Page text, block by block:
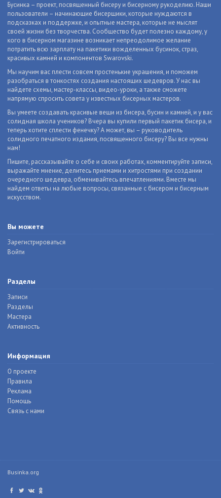
Бусинка – проект, посвященный бисеру и бисерному рукоделию. Наши
пользователи – начинающие бисерщики, которые нуждаются в
подсказках и поддержке, и опытные мастера, которые не мыслят
своей жизни без творчества. Сообщество будет полезно каждому, у
кого в бисерном магазине возникает непреодолимое желание
потратить всю зарплату на пакетики вожделенных бусинок, страз,
красивых камней и компонентов Swarovski.
Мы научим вас плести совсем простенькие украшения, и поможем
разобраться в тонкостях создания настоящих шедевров. У нас вы
найдете схемы, мастер-классы, видео-уроки, а также сможете
напрямую спросить совета у известных бисерных мастеров.
Вы умеете создавать красивые вещи из бисера, бусин и камней, и у вас
солидная школа учеников? Вчера вы купили первый пакетик бисера, и
теперь хотите сплести фенечку? А может, вы – руководитель
солидного печатного издания, посвященного бисеру? Вы все нужны
нам!
Пишите, рассказывайте о себе и своих работах, комментируйте записи,
выражайте мнение, делитесь приемами и хитростями при создании
очередного шедевра, обменивайтесь впечатлениями. Вместе мы
найдем ответы на любые вопросы, связанные с бисером и бисерным
искусством.
Вы можете
Зарегистрироваться
Войти
Разделы
Записи
Разделы
Мастера
Активность
Информация
О проекте
Правила
Реклама
Помощь
Связь с нами
Businka.org